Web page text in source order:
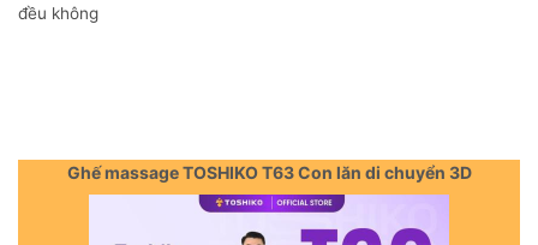
đều không
Ghế massage TOSHIKO T63 Con lăn di chuyển 3D